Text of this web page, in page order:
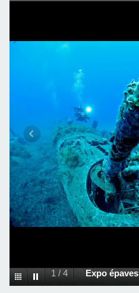
1 /4 Expo épaves